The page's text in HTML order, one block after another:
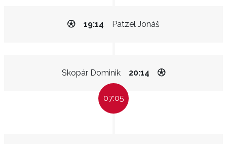
Patzel Jonáš
19:14
Skopár Dominik 20:14
07:05